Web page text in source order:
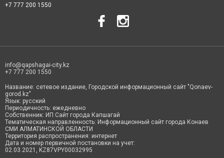
+7 777 200 1550
info@qapshagai-city.kz
+7 777 200 1550
Название: сетевое издание, Городской информационный сайт "Qonaev-
gorod.kz"
Язык: русский
Периодичность: ежедневно
Собственник: ИП Сайт города Капшагай
Тематическая направленность: Информационный сайт города Конаев
СМИ АЛМАТИНСКОЙ ОБЛАСТИ
Территория распространения: интернет
Дата и номер первичной постановки на учет:
02.03.2021, KZ87VPY00032995